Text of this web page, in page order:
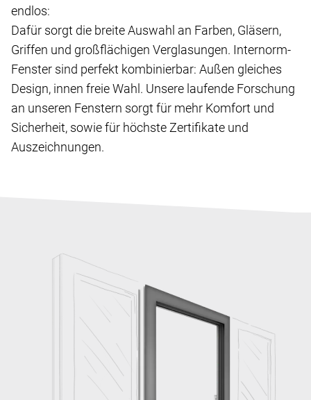
endlos:
Dafür sorgt die breite Auswahl an Farben, Gläsern,
Griffen und großflächigen Verglasungen. Internorm-
Fenster sind perfekt kombinierbar: Außen gleiches
Design, innen freie Wahl. Unsere laufende Forschung
an unseren Fenstern sorgt für mehr Komfort und
Sicherheit, sowie für höchste Zertifikate und
Auszeichnungen.